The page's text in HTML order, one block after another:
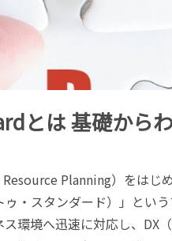
とは 基礎から
Planning）をは
・スタンダード）」とい
環境へ迅速に対応し、DX